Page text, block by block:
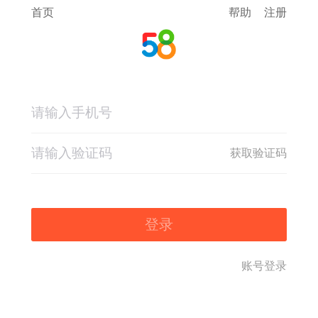
首页 帮助 注册
获取验证码
登录
账号登录